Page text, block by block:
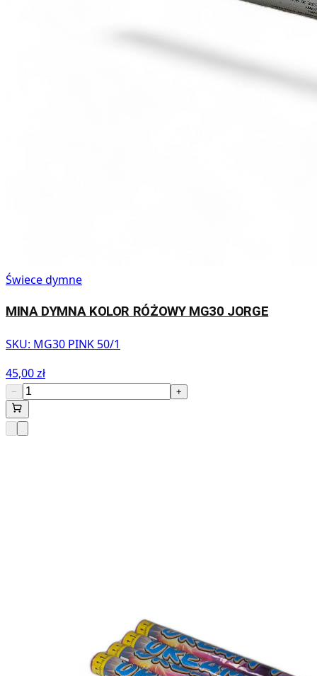
Świece dymne
MINA DYMNA KOLOR RÓŻOWY MG30 JORGE
SKU: MG30 PINK 50/1
45,00 zł
− +